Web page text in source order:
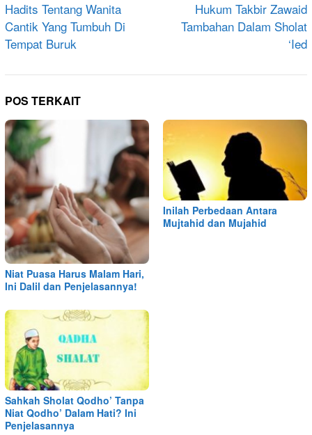
pos
Hadits Tentang Wanita
Cantik Yang Tumbuh Di
Tempat Buruk
Hukum Takbir Zawaid
Tambahan Dalam Sholat
‘Ied
POS TERKAIT
Niat Puasa Harus Malam Hari,
Ini Dalil dan Penjelasannya!
Inilah Perbedaan Antara
Mujtahid dan Mujahid
Sahkah Sholat Qodho’ Tanpa
Niat Qodho’ Dalam Hati? Ini
Penjelasannya